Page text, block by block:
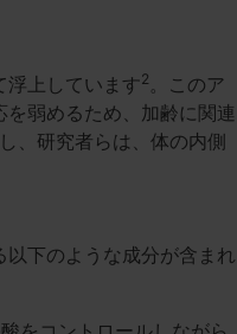
浮上しています2 。このア
弱めるため、加齢に関連
、研究者らは、体の内側
下のような成分が含まれ